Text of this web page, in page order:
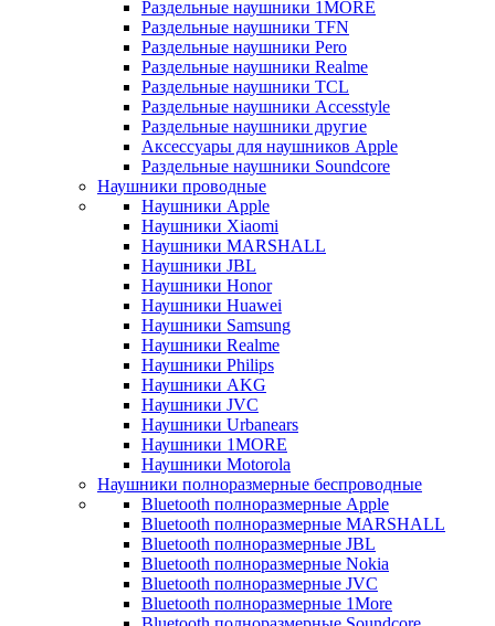
Раздельные наушники 1MORE
Раздельные наушники TFN
Раздельные наушники Pero
Раздельные наушники Realme
Раздельные наушники TCL
Раздельные наушники Accesstyle
Раздельные наушники другие
Аксессуары для наушников Apple
Раздельные наушники Soundcore
Наушники проводные
Наушники Apple
Наушники Xiaomi
Наушники MARSHALL
Наушники JBL
Наушники Honor
Наушники Huawei
Наушники Samsung
Наушники Realme
Наушники Philips
Наушники AKG
Наушники JVC
Наушники Urbanears
Наушники 1MORE
Наушники Motorola
Наушники полноразмерные беспроводные
Bluetooth полноразмерные Apple
Bluetooth полноразмерные MARSHALL
Bluetooth полноразмерные JBL
Bluetooth полноразмерные Nokia
Bluetooth полноразмерные JVC
Bluetooth полноразмерные 1More